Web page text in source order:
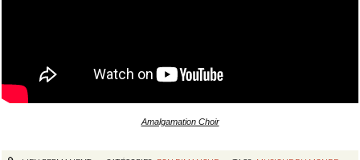
Amalgamation Choir